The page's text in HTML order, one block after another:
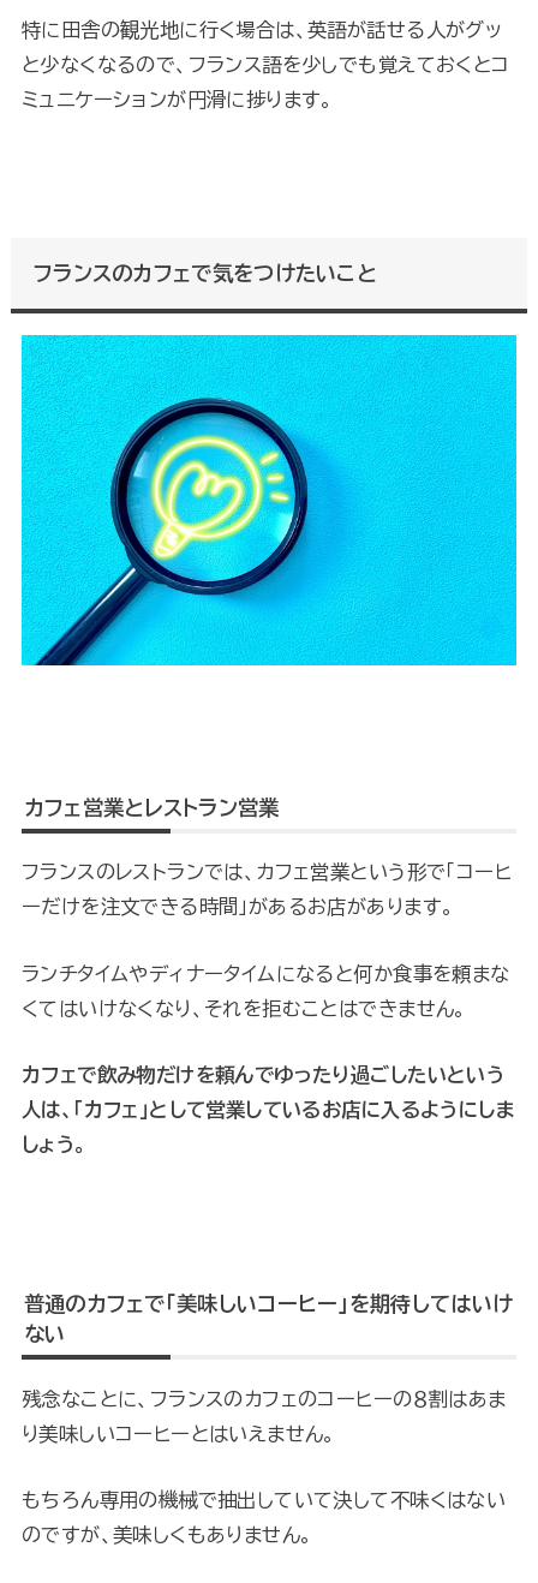
特に田舎の観光地に行く場合は、英語が話せる人がグッ
と少なくなるので、フランス語を少しでも覚えておくとコ
ミュニケーションが円滑に捗ります。
フランスのカフェで気をつけたいこと
カフェ営業とレストラン営業
フランスのレストランでは、カフェ営業という形で「コーヒ
ーだけを注文できる時間」があるお店があります。
ランチタイムやディナータイムになると何か食事を頼まな
くてはいけなくなり、それを拒むことはできません。
カフェで飲み物だけを頼んでゆったり過ごしたいという
人は、「カフェ」として営業しているお店に入るようにしま
しょう。
普通のカフェで「美味しいコーヒー」を期待してはいけ
ない
残念なことに、フランスのカフェのコーヒーの８割はあま
り美味しいコーヒーとはいえません。
もちろん専用の機械で抽出していて決して不味くはない
のですが、美味しくもありません。